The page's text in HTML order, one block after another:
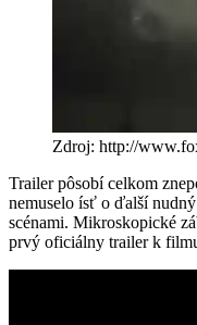
Zdroj: http://
Trailer pôsobí celkom
nemuselo ísť o ďalší
scénami. Mikroskopické
prvý oficiálny trailer k